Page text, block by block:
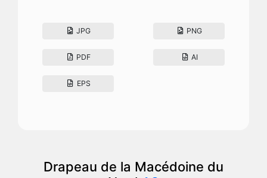
JPG PNG
PDF AI
EPS
Drapeau de la Macédoine du